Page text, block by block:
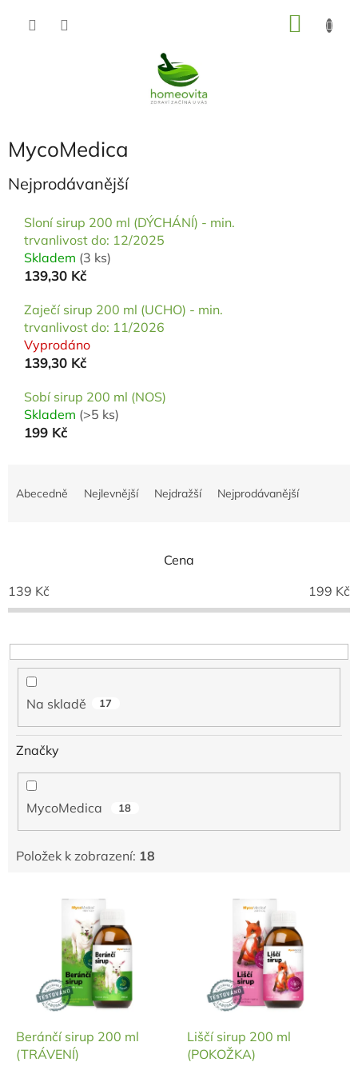
MycoMedica
Nejprodávanější
Sloní sirup 200 ml (DÝCHÁNÍ) - min.
trvanlivost do: 12/2025
Skladem (3 ks)
139,30 Kč
Zaječí sirup 200 ml (UCHO) - min.
trvanlivost do: 11/2026
Vyprodáno
139,30 Kč
Sobí sirup 200 ml (NOS)
Skladem (>5 ks)
199 Kč
r
o
u
k
Abecedně Nejlevnější Nejdražší Nejprodávanější
Cena
139 Kč 199 Kč
Na skladě 17
Značky
MycoMedica 18
Položek k zobrazení: 18
Beránčí sirup 200 ml
(TRÁVENÍ)
Liščí sirup 200 ml
(POKOŽKA)